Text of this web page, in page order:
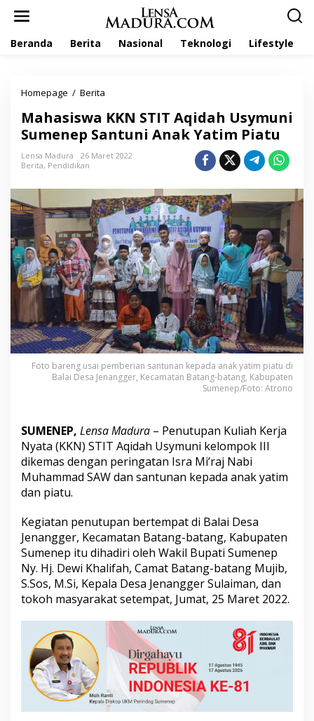
Beranda Berita Nasional Teknologi Lifestyle
Homepage / Berita
h
a
s
i
K
K
S
T
I
T
A
q
i
d
a
h
U
s
n
i
S
u
m
e
p
a
n
t
u
i
A
n
a
t
Mahasiswa KKN STIT Aqidah Usymuni
Sumenep Santuni Anak Yatim Piatu
Lensa Madura
26 Maret 2022
Berita, Pendidikan
Foto bareng usai pemberian santunan kepada anak yatim piatu di
Balai Desa Jenangger, Kecamatan Batang-batang, Kabupaten
Sumenep/Foto: Atrono
SUMENEP, Lensa Madura – Penutupan Kuliah Kerja
Nyata (KKN) STIT Aqidah Usymuni kelompok III
dikemas dengan peringatan Isra Mi’raj Nabi
Muhammad SAW dan santunan kepada anak yatim
dan piatu.
Kegiatan penutupan bertempat di Balai Desa
Jenangger, Kecamatan Batang-batang, Kabupaten
Sumenep itu dihadiri oleh Wakil Bupati Sumenep
Ny. Hj. Dewi Khalifah, Camat Batang-batang Mujib,
S.Sos, M.Si, Kepala Desa Jenangger Sulaiman, dan
tokoh masyarakat setempat, Jumat, 25 Maret 2022.